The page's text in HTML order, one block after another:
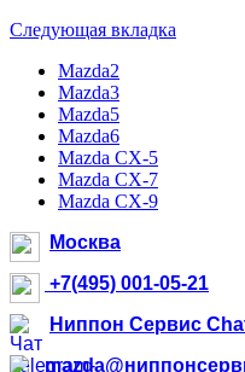
Следующая вкладка
Mazda2
Mazda3
Mazda5
Mazda6
Mazda CX-5
Mazda CX-7
Mazda CX-9
Москва
+7(495) 001-05-21
Ниппон Сервис